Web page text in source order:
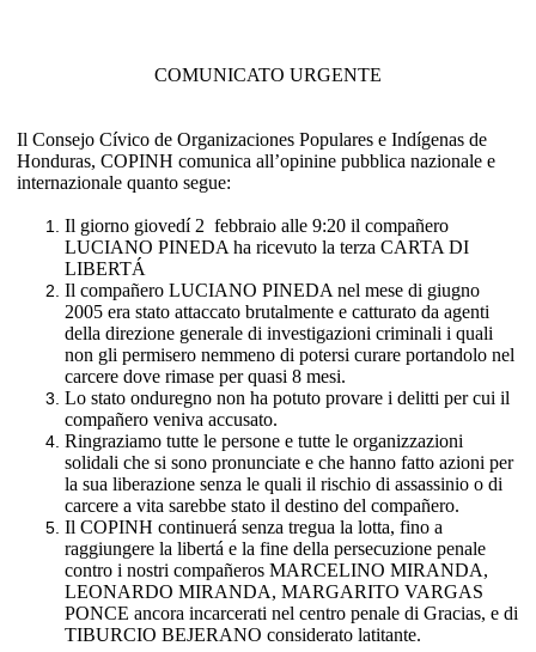
COMUNICATO URGENTE
Il Consejo Cívico de Organizaciones Populares e Indígenas de
Honduras, COPINH comunica all’opinine pubblica nazionale e
internazionale quanto segue:
Il giorno giovedí 2 febbraio alle 9:20 il compañero
LUCIANO PINEDA ha ricevuto la terza CARTA DI
LIBERTÁ
Il compañero LUCIANO PINEDA nel mese di giugno
2005 era stato attaccato brutalmente e catturato da agenti
della direzione generale di investigazioni criminali i quali
non gli permisero nemmeno di potersi curare portandolo nel
carcere dove rimase per quasi 8 mesi.
Lo stato onduregno non ha potuto provare i delitti per cui il
compañero veniva accusato.
Ringraziamo tutte le persone e tutte le organizzazioni
solidali che si sono pronunciate e che hanno fatto azioni per
la sua liberazione senza le quali il rischio di assassinio o di
carcere a vita sarebbe stato il destino del compañero.
Il COPINH continuerá senza tregua la lotta, fino a
raggiungere la libertá e la fine della persecuzione penale
contro i nostri compañeros MARCELINO MIRANDA,
LEONARDO MIRANDA, MARGARITO VARGAS
PONCE ancora incarcerati nel centro penale di Gracias, e di
TIBURCIO BEJERANO considerato latitante.